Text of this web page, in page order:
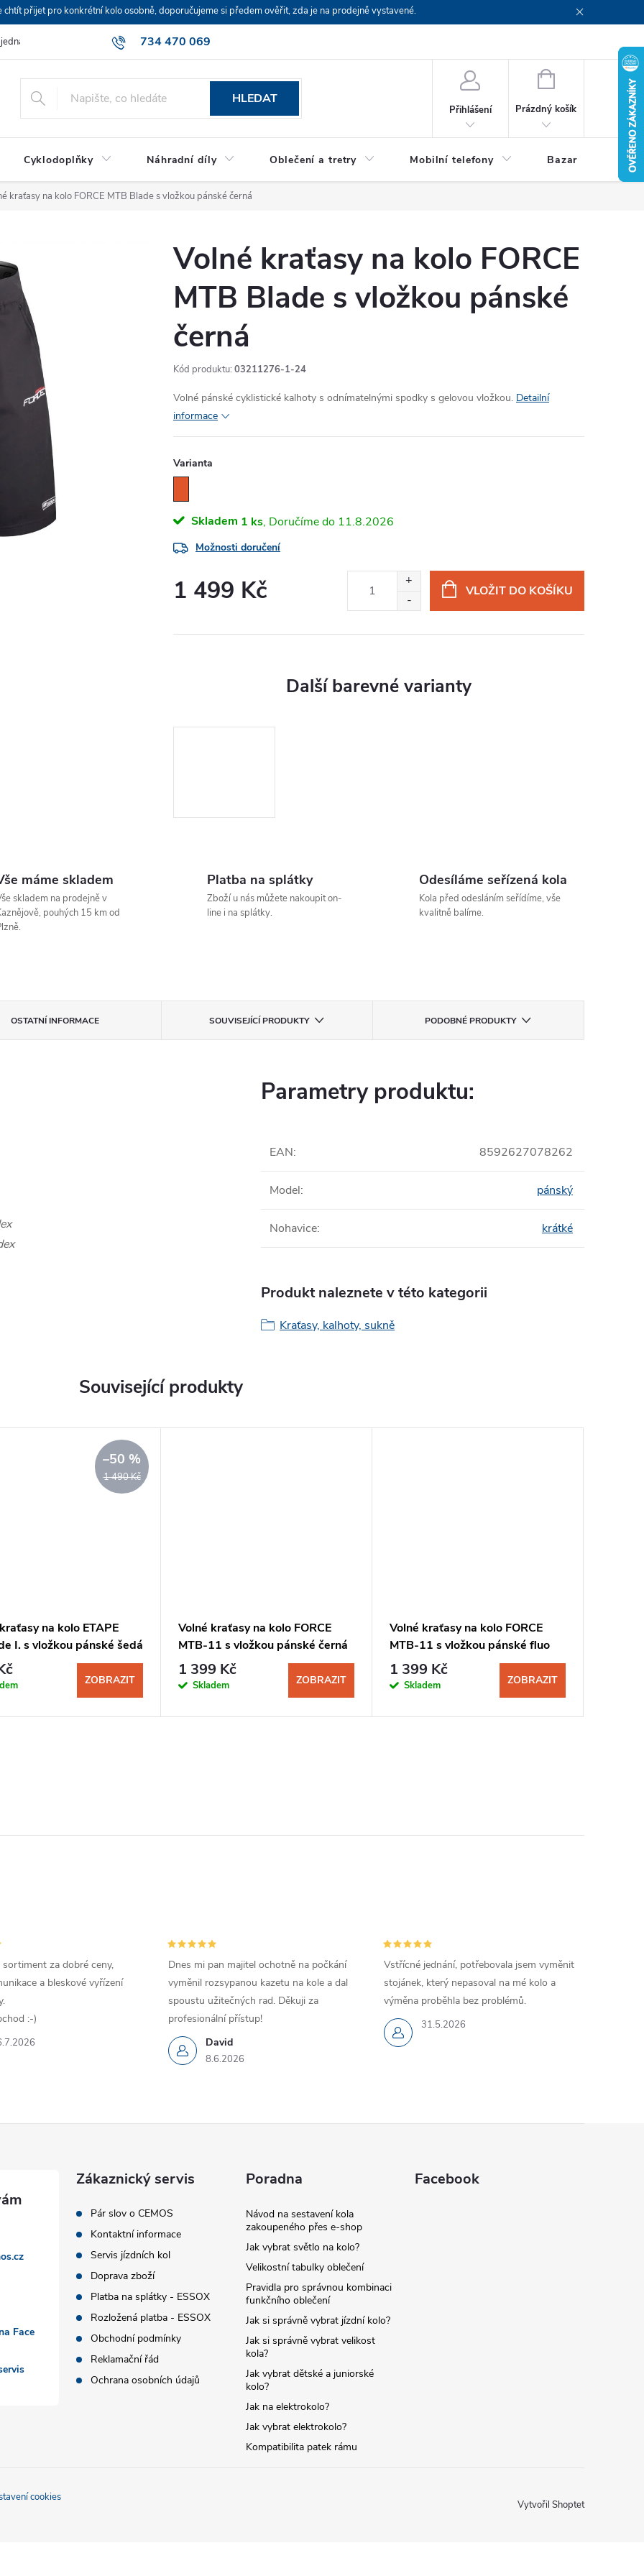
přijet pro konkrétní kolo osobně, doporučujeme si předem ověřit, zda je na prodejně vystavené.
734 470 069
HLEDAT
Přihlášení
NÁKUPNÍ
Prázdný košík
Cyklodoplňky Náhradní díly Oblečení a tretry Mobilní telefony Bazar Servis
kraťasy na kolo FORCE MTB Blade s vložkou pánské černá
Volné kraťasy na kolo FORCE
MTB Blade s vložkou pánské
černá
Kód produktu: 03211276-1-24
Volné pánské cyklistické kalhoty s odnímatelnými spodky s gelovou vložkou. Detailní
informace
Varianta
Skladem 1 ks 11.8.2026
Možnosti doručení
1 499 Kč VLOŽIT DO KOŠÍKU
máme skladem
skladem na prodejně v
pouhých 15 km od
Platba na splátky
Zboží u nás můžete nakoupit on-
line i na splátky.
Odesíláme seřízená kola
Kola před odesláním seřídíme, vše
kvalitně balíme.
OSTATNÍ INFORMACE SOUVISEJÍCÍ PRODUKTY PODOBNÉ PRODUKTY
Parametry produktu:
EAN: 8592627078262
Model: pánský
Nohavice: krátké
Produkt naleznete v této kategorii
Kraťasy, kalhoty, sukně
Související produkty
1 490 Kč
–50 %
na kolo ETAPE
I. s vložkou pánské šedá
ZOBRAZIT
Volné kraťasy na kolo FORCE
MTB-11 s vložkou pánské černá
1 399 Kč
Skladem ZOBRAZIT
Volné kraťasy na kolo FORCE
MTB-11 s vložkou pánské fluo
1 399 Kč
Skladem ZOBRAZIT
za dobré ceny,
a bleskové vyřízení
:-)
David
8.6.2026
Dnes mi pan majitel ochotně na počkání
vyměnil rozsypanou kazetu na kole a dal
spoustu užitečných rad. Děkuji za
profesionální přístup!
31.5.2026
Vstřícné jednání, potřebovala jsem vyměnit
stojánek, který nepasoval na mé kolo a
výměna proběhla bez problémů.
Face
Zákaznický servis
Pár slov o CEMOS
Kontaktní informace
Servis jízdních kol
Doprava zboží
Platba na splátky - ESSOX
Rozložená platba - ESSOX
Obchodní podmínky
Reklamační řád
Ochrana osobních údajů
Poradna
Návod na sestavení kola
zakoupeného přes e-shop
Jak vybrat světlo na kolo?
Velikostní tabulky oblečení
Pravidla pro správnou kombinaci
funkčního oblečení
Jak si správně vybrat jízdní kolo?
Jak si správně vybrat velikost
kola?
Jak vybrat dětské a juniorské
kolo?
Jak na elektrokolo?
Jak vybrat elektrokolo?
Kompatibilita patek rámu
Facebook
Vytvořil Shoptet
cookies